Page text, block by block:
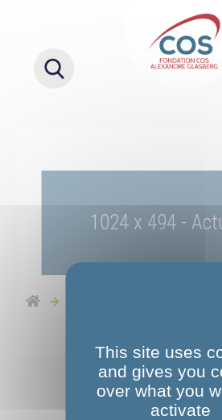
1024 x 494 -
This site uses
and gives you
over what you
activate